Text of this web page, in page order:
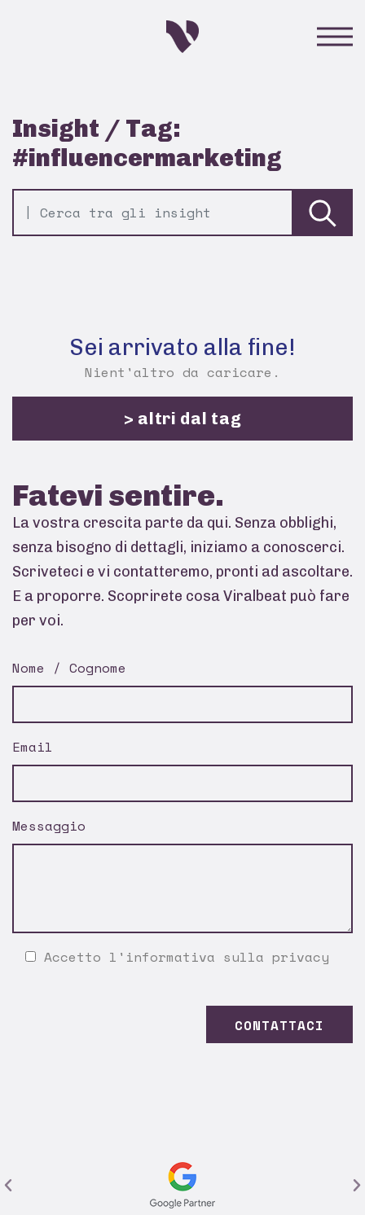
Insight / Tag:
#influencermarketing
Sei arrivato alla fine!
Nient'altro da caricare.
> altri dal tag
Fatevi sentire.
La vostra crescita parte da qui. Senza obblighi,
senza bisogno di dettagli, iniziamo a conoscerci.
Scriveteci e vi contatteremo, pronti ad ascoltare.
E a proporre. Scoprirete cosa Viralbeat può fare
per voi.
Nome / Cognome
Email
Messaggio
Accetto l' informativa sulla privacy